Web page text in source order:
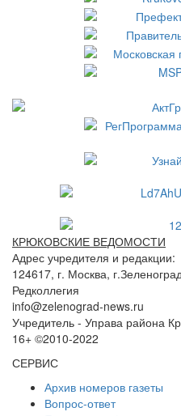
КРЮКОВСКИЕ ВЕДОМОСТИ
Адрес учредителя и редакции:
124617, г. Москва,
Редколлегия
info@zelenograd-news.ru
Учредитель - Управа района
16+ ©2010-2022
СЕРВИС
Архив номеров газеты
Вопрос-ответ